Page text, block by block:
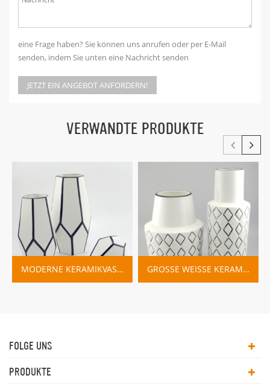
eine Frage haben? Sie können uns anrufen oder per E-Mail
senden, indem Sie unten eine Nachricht senden
JETZT EIN ANGEBOT ANFORDERN!
VERWANDTE PRODUKTE
MODERNE KERAMIKVASE DESIGNS WEISS UND SCHWARZ GROSSE WEISSE KERAMIK VASE HOME DECO
FOLGE UNS
PRODUKTE